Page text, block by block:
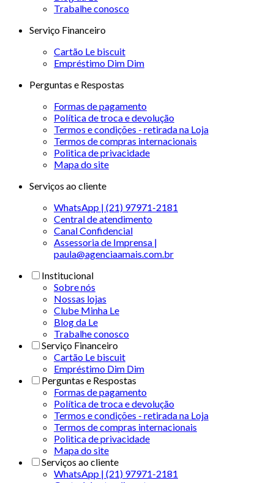
Trabalhe conosco
Serviço Financeiro
Cartão Le biscuit
Empréstimo Dim Dim
Perguntas e Respostas
Formas de pagamento
Política de troca e devolução
Termos e condições - retirada na Loja
Termos de compras internacionais
Politica de privacidade
Mapa do site
Serviços ao cliente
WhatsApp | (21) 97971-2181
Central de atendimento
Canal Confidencial
Assessoria de Imprensa |
paula@agenciaamais.com.br
Institucional
Sobre nós
Nossas lojas
Clube Minha Le
Blog da Le
Trabalhe conosco
Serviço Financeiro
Cartão Le biscuit
Empréstimo Dim Dim
Perguntas e Respostas
Formas de pagamento
Política de troca e devolução
Termos e condições - retirada na Loja
Termos de compras internacionais
Politica de privacidade
Mapa do site
Serviços ao cliente
WhatsApp | (21) 97971-2181